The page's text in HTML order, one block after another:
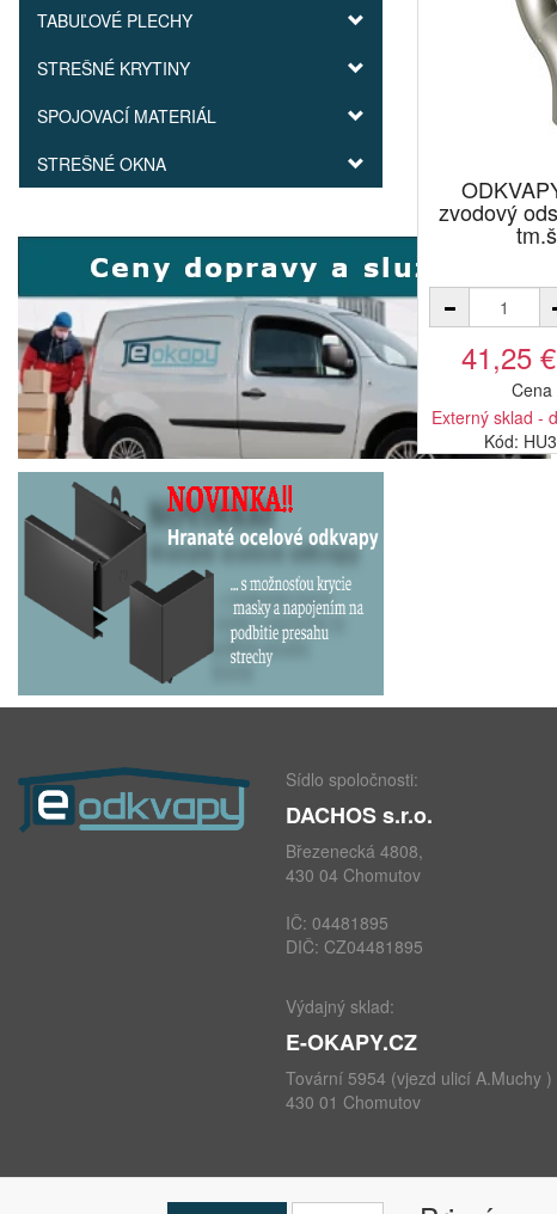
TABUĽOVÉ PLECHY
STREŠNÉ KRYTINY
SPOJOVACÍ MATERIÁL
STREŠNÉ OKNA
zvodový
41,25
Cena
Externý sklad -
Kód:
Sídlo spoločnosti:
DACHOS s.r.o.
Březenecká 4808,
430 04 Chomutov
IČ: 04481895
DIČ: CZ04481895
Výdajný sklad:
E-OKAPY.CZ
Tovární 5954 (vjezd ulicí A.Muchy )
430 01 Chomutov
telefon: +420 724 693 604